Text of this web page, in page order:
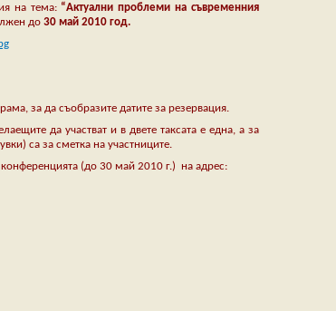
на тема: “Актуални проблеми на съвременния
до 30 май 2010 год.
за да съобразите датите за резервация.
да участват и в двете таксата е една, а за
са за сметка на участниците.
конференцията (до 30 май 2010 г.) на адрес: